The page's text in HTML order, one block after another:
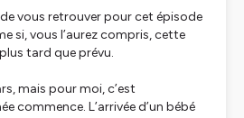
vous retrouver pour cet épisode
si, vous l’aurez compris, cette
tard que prévu.
mais pour moi, c’est
commence. L’arrivée d’un bébé